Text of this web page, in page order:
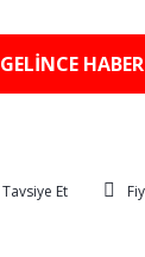
GELİNCE
Tavsiye Et